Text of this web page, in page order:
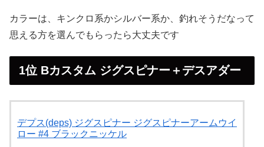
カラーは、キンクロ系かシルバー系か、釣れそうだなって
思える方を選んでもらったら大丈夫です
1位 Bカスタム ジグスピナー＋デスアダー
デプス(deps) ジグスピナー ジグスピナーアームウイ
ロー #4 ブラックニッケル